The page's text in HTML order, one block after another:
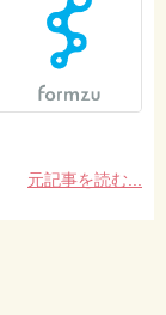
元記事を読む...